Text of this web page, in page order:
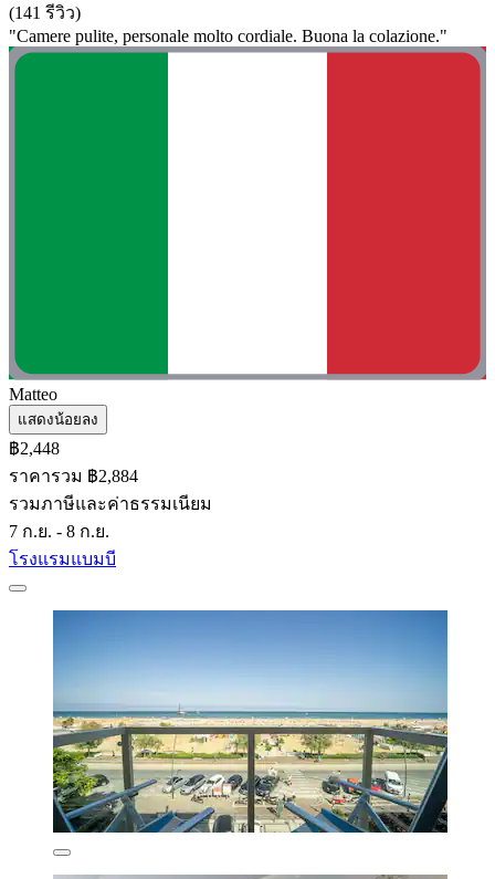
(141 รีวิว)
"Camere pulite, personale molto cordiale. Buona la colazione."
Matteo
แสดงน้อยลง
฿2,448
ราคารวม ฿2,884
รวมภาษีและค่าธรรมเนียม
7 ก.ย. - 8 ก.ย.
โรงแรมแบมบี